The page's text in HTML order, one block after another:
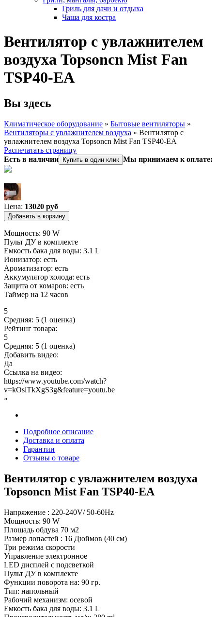
Гриль для дачи и отдыха
Чаша для костра
Вентилятор с увлажнителем
воздуха Topsoncn Mist Fan
TSP40-EA
Вы здесь
Климатическое оборудование » Бытовые вентиляторы »
Вентиляторы с увлажнителем воздуха » Вентилятор с
увлажнителем воздуха Topsoncn Mist Fan TSP40-EA
Распечатать страницу
Есть в наличии
Купить в один клик Мы принимаем к оплате:
Цена: 13020 руб
Мощность: 90 W
Пульт ДУ в комплекте
Емкость бака для воды: 3.1 L
Ионизатор: есть
Ароматизатор: есть
Аккумулятор холода: есть
Защита от комаров: есть
Таймер на 12 часов
5
Средняя: 5 (1 оценка)
Рейтинг товара:
5
Средняя: 5 (1 оценка)
Добавить видео:
Да
Ссылка на видео:
https://www.youtube.com/watch?
v=kOsiTkXgS3g&feature=youtu.be
»
Подробное описание
Доставка и оплата
Гарантии
Отзывы о товаре
Вентилятор с увлажнителем воздуха
Topsoncn Mist Fan TSP40-EA
Напряжение : 220-240V/ 50-60Hz
Мощность: 90 W
Площадь обдува 70 м2
Размер лопастей : 16 Дюймов (40 см)
Три режима скорости
Управление электронное
LED дисплей с подсветкой
Пульт ДУ в комплекте
Функции поворота на: 90 гр.
Тип: напольный
Рабочий механизм: осевой
Емкость бака для воды: 3.1 L